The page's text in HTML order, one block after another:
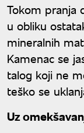
Tokom pranja
u obliku
mineralnih
Kamenac se
talog koji ne
teško se
Uz